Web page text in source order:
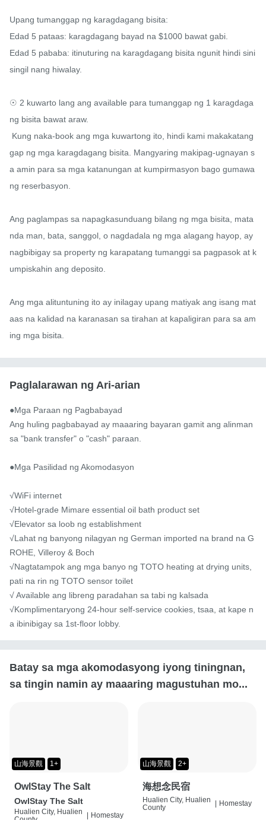
Upang tumanggap ng karagdagang bisita:
Edad 5 pataas: karagdagang bayad na $1000 bawat gabi.
Edad 5 pababa: itinuturing na karagdagang bisita ngunit hindi sini
singil nang hiwalay.
☉ 2 kuwarto lang ang available para tumanggap ng 1 karagdaga
ng bisita bawat araw.
gap ng mga karagdagang bisita. Mangyaring makipag-ugnayan s
a amin para sa mga katanungan at kumpirmasyon bago gumawa
ng reserbasyon.
Ang paglampas sa napagkasunduang bilang ng mga bisita, mata
nda man, bata, sanggol, o nagdadala ng mga alagang hayop, ay
nagbibigay sa property ng karapatang tumanggi sa pagpasok at k
umpiskahin ang deposito.
Ang mga alituntuning ito ay inilagay upang matiyak ang isang mat
aas na kalidad na karanasan sa tirahan at kapaligiran para sa am
ing mga bisita.
Paglalarawan ng Ari-arian
●Mga Paraan ng Pagbabayad
Ang huling pagbabayad ay maaaring bayaran gamit ang alinman
sa "bank transfer" o "cash" paraan.
●Mga Pasilidad ng Akomodasyon
√WiFi internet
√Hotel-grade Mimare essential oil bath product set
√Elevator sa loob ng establishment
√Lahat ng banyong nilagyan ng German imported na brand na G
ROHE, Villeroy & Boch
√Nagtatampok ang mga banyo ng TOTO heating at drying units,
pati na rin ng TOTO sensor toilet
√ Available ang libreng paradahan sa tabi ng kalsada
√Komplimentaryong 24-hour self-service cookies, tsaa, at kape n
a ibinibigay sa 1st-floor lobby.
Batay sa mga akomodasyong iyong tiningnan,
sa tingin namin ay maaaring magustuhan mo...
山海景觀 1+
OwlStay The Salt
OwlStay The Salt
Hualien City, Hualien
Homestay
山海景觀 2+
海想念民宿
Hualien City, Hualien
County
Homestay